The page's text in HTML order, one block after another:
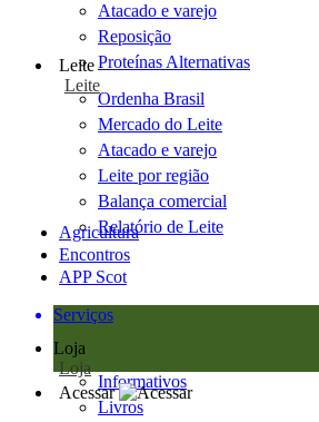
Atacado e varejo
Reposição
Proteínas Alternativas
Leite
Leite
Ordenha Brasil
Mercado do Leite
Atacado e varejo
Leite por região
Balança comercial
Relatório de Leite
Agricultura
Encontros
APP Scot
Serviços
Loja
Loja
Informativos
Livros
Acessar